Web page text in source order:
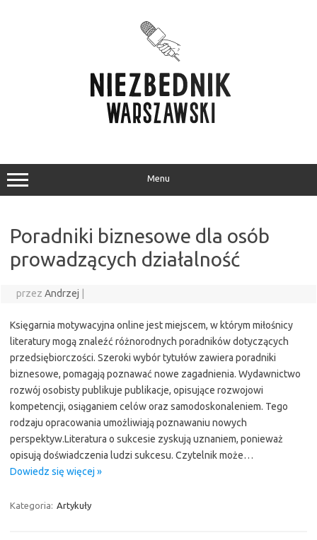
Menu
Poradniki biznesowe dla osób
prowadzących działalność
przez Andrzej
Księgarnia motywacyjna online jest miejscem, w którym miłośnicy
literatury mogą znaleźć różnorodnych poradników dotyczących
przedsiębiorczości. Szeroki wybór tytułów zawiera poradniki
biznesowe, pomagają poznawać nowe zagadnienia. Wydawnictwo
rozwój osobisty publikuje publikacje, opisujące rozwojowi
kompetencji, osiąganiem celów oraz samodoskonaleniem. Tego
rodzaju opracowania umożliwiają poznawaniu nowych
perspektyw.Literatura o sukcesie zyskują uznaniem, ponieważ
opisują doświadczenia ludzi sukcesu. Czytelnik może…
Dowiedz się więcej »
Kategoria: Artykuły